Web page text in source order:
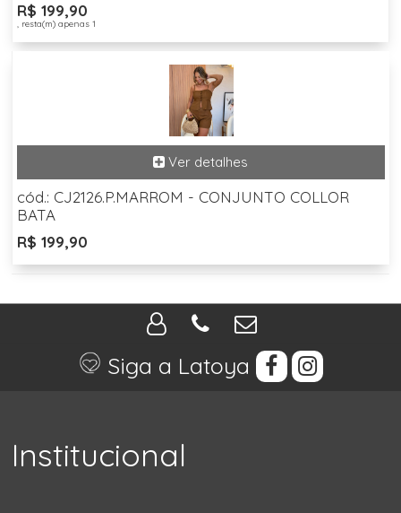
R$ 199,90
, resta(m) apenas 1
cód.: CJ2126.P.MARROM - CONJUNTO COLLOR
BATA
R$ 199,90
Siga a Latoya
Institucional